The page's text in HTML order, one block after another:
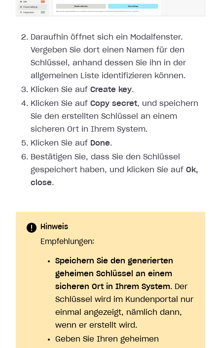
Daraufhin öffnet sich ein Modalfenster.
Vergeben Sie dort einen Namen für den
Schlüssel, anhand dessen Sie ihn in der
allgemeinen Liste identifizieren können.
Klicken Sie auf Create key.
Klicken Sie auf Copy secret, und speichern
Sie den erstellten Schlüssel an einem
sicheren Ort in Ihrem System.
Klicken Sie auf Done.
Bestätigen Sie, dass Sie den Schlüssel
gespeichert haben, und klicken Sie auf Ok,
close.
Hinweis
Empfehlungen:
Speichern Sie den generierten
geheimen Schlüssel an einem
sicheren Ort in Ihrem System. Der
Schlüssel wird im Kundenportal nur
einmal angezeigt, nämlich dann,
wenn er erstellt wird.
Geben Sie Ihren geheimen